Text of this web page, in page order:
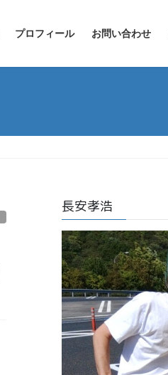
プロフィール お問い合わせ
長安孝浩